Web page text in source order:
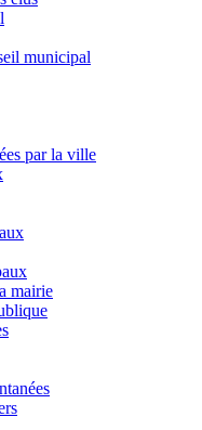
municipal
par la ville
mairie